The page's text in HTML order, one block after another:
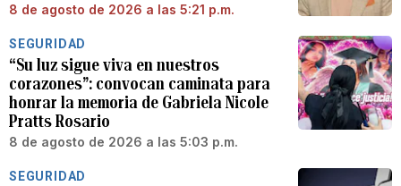
8 de agosto de 2026 a las 5:21 p.m.
SEGURIDAD
“Su luz sigue viva en nuestros
corazones”: convocan caminata para
honrar la memoria de Gabriela Nicole
Pratts Rosario
8 de agosto de 2026 a las 5:03 p.m.
SEGURIDAD